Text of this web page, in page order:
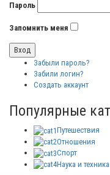
Пароль
Запомнить меня
Забыли пароль?
Забили логин?
Создать аккаунт
Популярные
Путешествия
Отношения
Спорт
Наука и техника